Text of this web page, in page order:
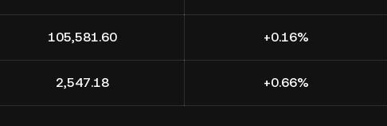
105,581.60 +0.16%
2,547.18 +0.66%